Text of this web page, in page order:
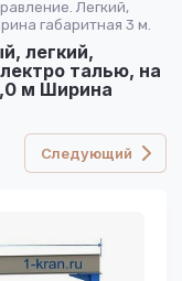
Легкий,
габаритная 3 м.
легкий,
талью, на
м Ширина
Следующий